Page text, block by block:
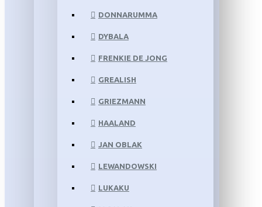
DONNARUMMA
DYBALA
FRENKIE DE JONG
GREALISH
GRIEZMANN
HAALAND
JAN OBLAK
LEWANDOWSKI
LUKAKU